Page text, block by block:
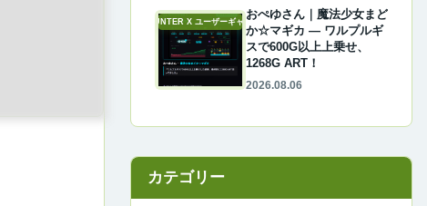
A-COUNTER X ユーザーギャラリー
おぺゆさん｜魔法少女まど
か☆マギカ ― ワルプルギ
スで600G以上上乗せ、
1268G ART！
2026.08.06
カテゴリー